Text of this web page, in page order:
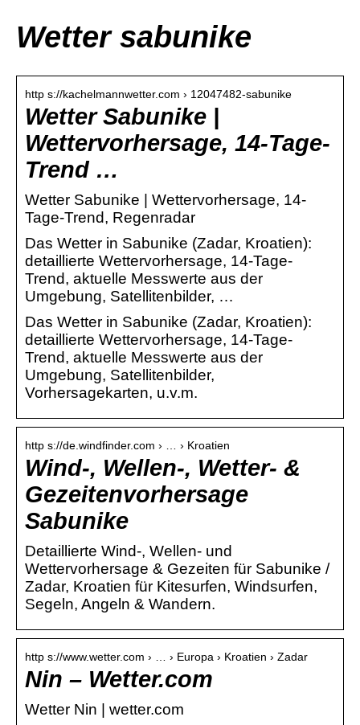
Wetter sabunike
http s://kachelmannwetter.com › 12047482-sabunike
Wetter Sabunike |
Wettervorhersage, 14-Tage-
Trend …
Wetter Sabunike | Wettervorhersage, 14-
Tage-Trend, Regenradar
Das Wetter in Sabunike (Zadar, Kroatien):
detaillierte Wettervorhersage, 14-Tage-
Trend, aktuelle Messwerte aus der
Umgebung, Satellitenbilder, …
Das Wetter in Sabunike (Zadar, Kroatien):
detaillierte Wettervorhersage, 14-Tage-
Trend, aktuelle Messwerte aus der
Umgebung, Satellitenbilder,
Vorhersagekarten, u.v.m.
http s://de.windfinder.com › … › Kroatien
Wind-, Wellen-, Wetter- &
Gezeitenvorhersage
Sabunike
Detaillierte Wind-, Wellen- und
Wettervorhersage & Gezeiten für Sabunike /
Zadar, Kroatien für Kitesurfen, Windsurfen,
Segeln, Angeln & Wandern.
http s://www.wetter.com › … › Europa › Kroatien › Zadar
Nin – Wetter.com
Wetter Nin | wetter.com